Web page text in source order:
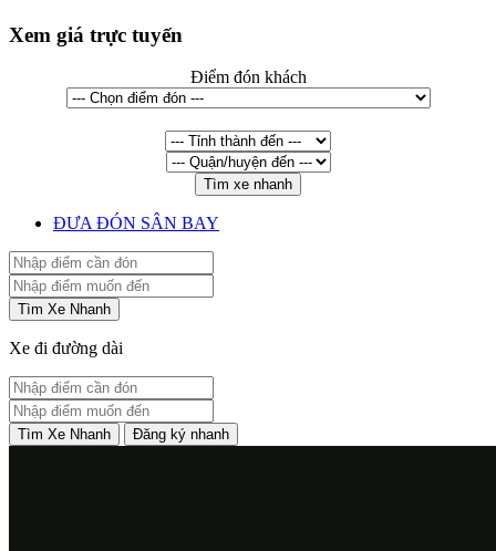
Xem giá trực tuyến
Điểm đón khách
Tìm xe nhanh
ĐƯA ĐÓN SÂN BAY
Tìm Xe Nhanh
Xe đi đường dài
Tìm Xe Nhanh Đăng ký nhanh